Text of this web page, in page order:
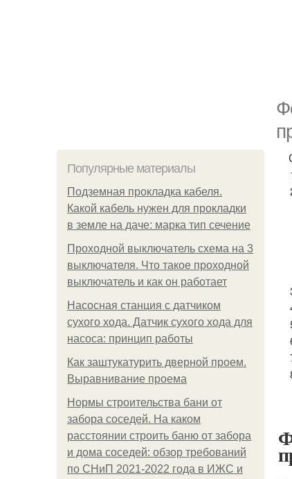
Популярные материалы
Подземная прокладка кабеля.
Какой кабель нужен для прокладки
в земле на даче: марка тип сечение
Проходной выключатель схема на 3
выключателя. Что такое проходной
выключатель и как он работает
Насосная станция с датчиком
сухого хода. Датчик сухого хода для
насоса: принцип работы
Как заштукатурить дверной проем.
Выравнивание проема
Нормы строительства бани от
забора соседей. На каком
расстоянии строить баню от забора
и дома соседей: обзор требований
по СНиП 2021-2022 года в ИЖС и